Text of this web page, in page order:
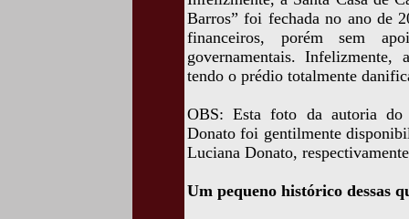
Barros” foi fechada no ano de
financeiros, porém sem
governamentais. Infelizmente,
tendo o prédio totalmente
OBS: Esta foto da autoria do
Donato foi gentilmente
Luciana Donato,
Um pequeno histórico dessas